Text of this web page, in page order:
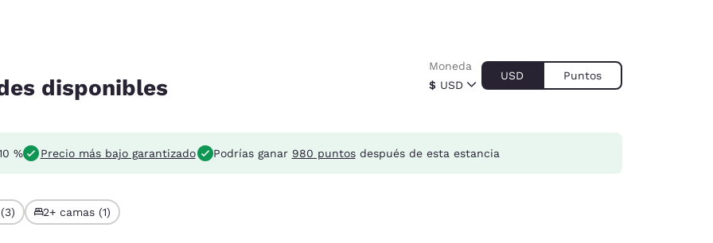
disponibles $ USD
Moneda
USD Puntos
% Precio más bajo garantizado Podrías ganar 980 puntosdespués de esta estancia
2+ camas (1)